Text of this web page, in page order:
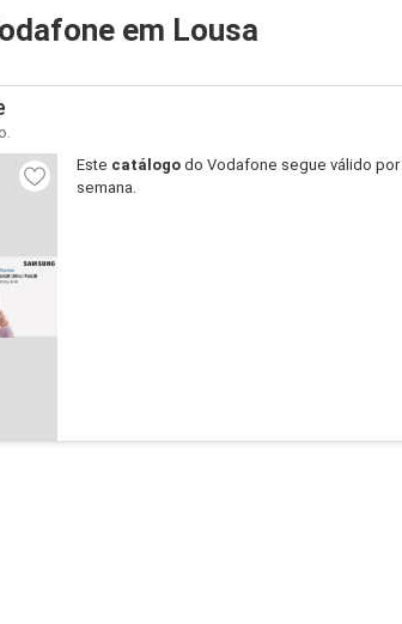
em Lousa
Este catálogo do Vodafone segue válido por
semana.